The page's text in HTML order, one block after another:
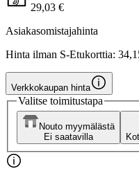
29,03 €
Asiakasomistajahinta
Hinta ilman S-Etukorttia:
Verkkokaupan hinta
Valitse toimitustapa
Nouto myymälästä
Ei saatavilla